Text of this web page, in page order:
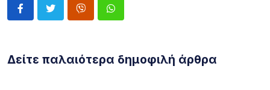
Δείτε παλαιότερα δημοφιλή άρθρα